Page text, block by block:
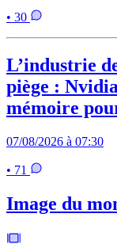
• 30
L’industrie
piège :
mémoire
07/08/2026 à 07:30
• 71
Image du